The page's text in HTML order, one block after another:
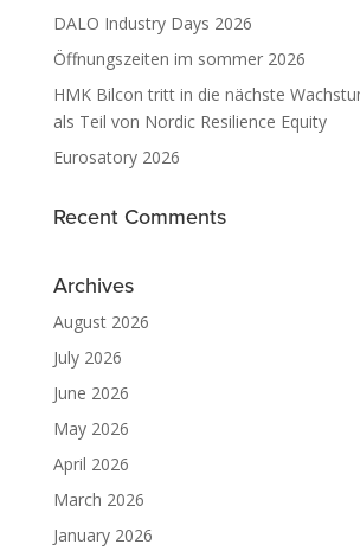
DALO Industry Days 2026
Öffnungszeiten im sommer 2026
HMK Bilcon tritt in die nächste
als Teil von Nordic Resilience Equity
Eurosatory 2026
Recent Comments
Archives
August 2026
July 2026
June 2026
May 2026
April 2026
March 2026
January 2026